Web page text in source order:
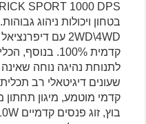
בטחון ויכולות ניהוג
קדמית 100%.
לתנוחת נהיגה נוחה שאינה
קדמי מוטמע, מיגון תחתון